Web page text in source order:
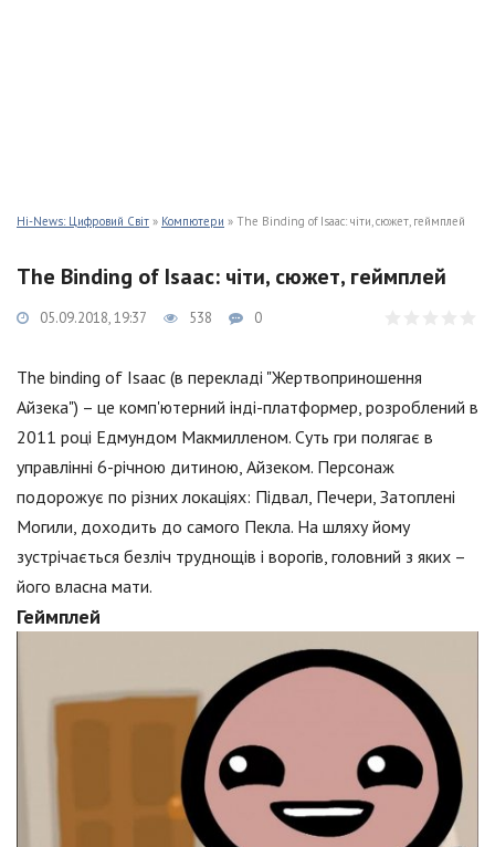
Hi-News: Цифровий Світ » Компютери » The Binding of Isaac: чіти, сюжет, геймплей
The Binding of Isaac: чіти, сюжет, геймплей
05.09.2018, 19:37 538 0
The binding of Isaac (в перекладі "Жертвоприношення
Айзека") – це комп'ютерний інді-платформер, розроблений в
2011 році Едмундом Макмилленом. Суть гри полягає в
управлінні 6-річною дитиною, Айзеком. Персонаж
подорожує по різних локаціях: Підвал, Печери, Затоплені
Могили, доходить до самого Пекла. На шляху йому
зустрічається безліч труднощів і ворогів, головний з яких –
його власна мати.
Геймплей